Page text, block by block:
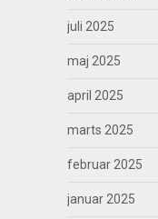
juli 2025
maj 2025
april 2025
marts 2025
februar 2025
januar 2025